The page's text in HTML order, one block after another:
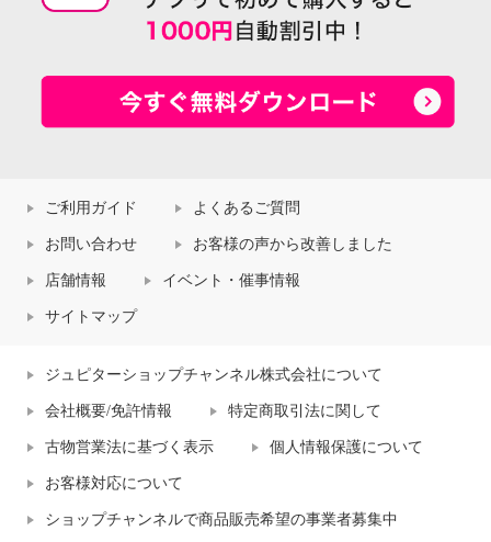
ご利用ガイド よくあるご質問
お問い合わせ お客様の声から改善しました
店舗情報 イベント・催事情報
サイトマップ
ジュピターショップチャンネル株式会社について
会社概要/免許情報 特定商取引法に関して
古物営業法に基づく表示 個人情報保護について
お客様対応について
ショップチャンネルで商品販売希望の事業者募集中